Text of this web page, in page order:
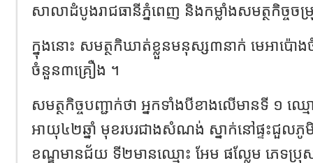
សាលាដំបូងរាជធានីភ្នំពេញ និងកម្លាំងសមត្ថកិច្ចចម្
ក្នុងនោះ សមត្ថកិឃាត់ខ្លួនមនុស្ស៣នាក់ មេអាប៉
ចំនួន៣គ្រឿង ។
សមត្ថកិច្ចបញ្ជាក់ថា អ្នកទាំងបីខាងលើមានទី ១ ឈ្
អាយុ៤២ឆ្នាំ មុខរបរជាងសំណង់ ស្នាក់នៅផ្ទះជួល
ខណ្ឌមានជ័យ ទី២មានឈ្មោះ អែម ផល្លែម ភេទប្រុ